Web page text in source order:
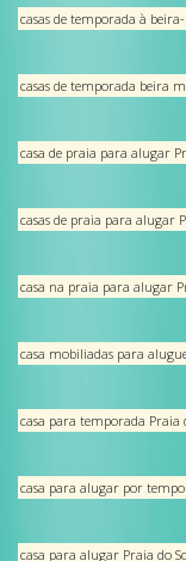
casas de temporada à
casas de temporada beira
casa de praia para alugar
casas de praia para alugar
casa na praia para alugar
casa mobiliadas para
casa para temporada Praia
casa para alugar por
casa para alugar Praia do